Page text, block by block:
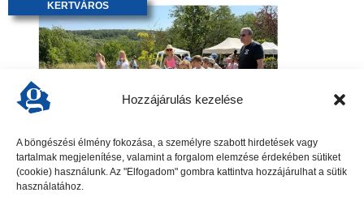
Hozzájárulás kezelése
A böngészési élmény fokozása, a személyre szabott hirdetések vagy
tartalmak megjelenítése, valamint a forgalom elemzése érdekében sütiket
(cookie) használunk. Az "Elfogadom" gombra kattintva hozzájárulhat a sütik
használatához.
KERTVÁROS
Nagy sikerrel zárult a Kertvárosi
Családi Nap